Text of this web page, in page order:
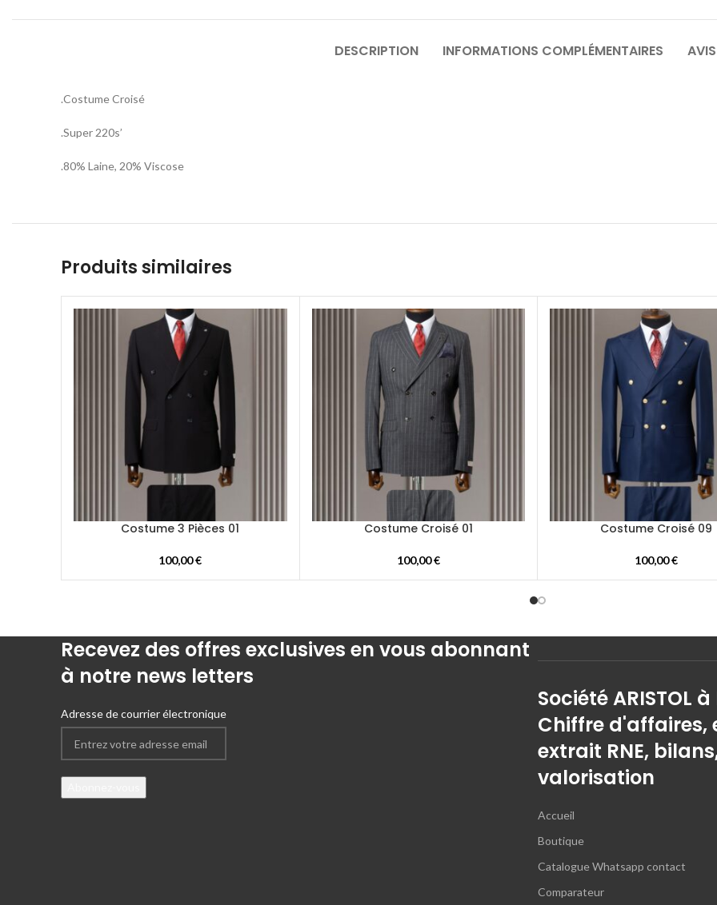
DESCRIPTION INFORMATIONS COMPLÉMENTAIRES
.Costume Croisé
.Super 220s’
.80% Laine, 20% Viscose
Produits similaires
Costume 3 Pièces 01
100,00€
Costume Croisé 01
100,00€
Costume Croisé 09
100,00€
Recevez des offres exclusives en vous abonnant
à notre news letters
Adresse de courrier électronique
Société ARISTOL
Chiffre d'affaires,
extrait RNE,
valorisation
Accueil
Boutique
Catalogue Whatsapp contact
Comparateur